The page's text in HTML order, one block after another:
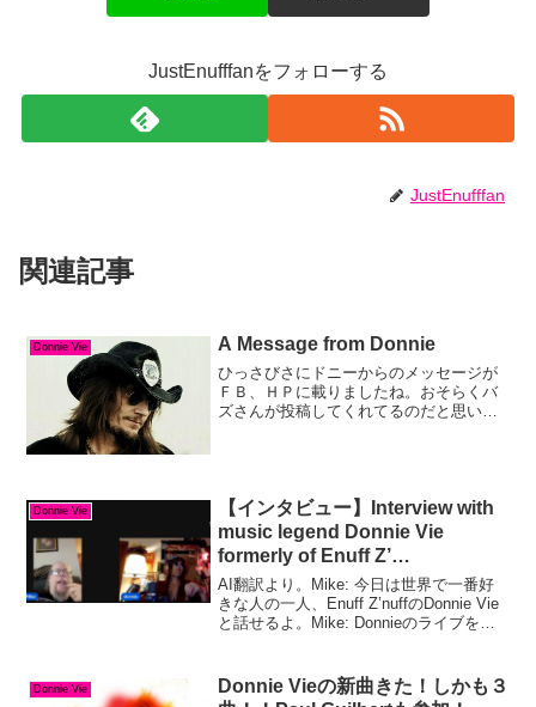
JustEnufffanをフォローする
JustEnufffan
関連記事
Donnie Vie A Message from Donnie
ひっさびさにドニーからのメッセージが
ＦＢ、ＨＰに載りましたね。おそらくバ
ズさんが投稿してくれてるのだと思いま
Donnie Vie
【インタビュー】Interview with
music legend Donnie Vie
formerly of Enuff Z’
Nuff（2026）
AI翻訳より。Mike: 今日は世界で一番好
きな人の一人、Enuff Z’nuffのDonnie Vie
と話せるよ。Mike: Donnieのライブを観
Donnie Vie
Donnie Vieの新曲きた！しかも３